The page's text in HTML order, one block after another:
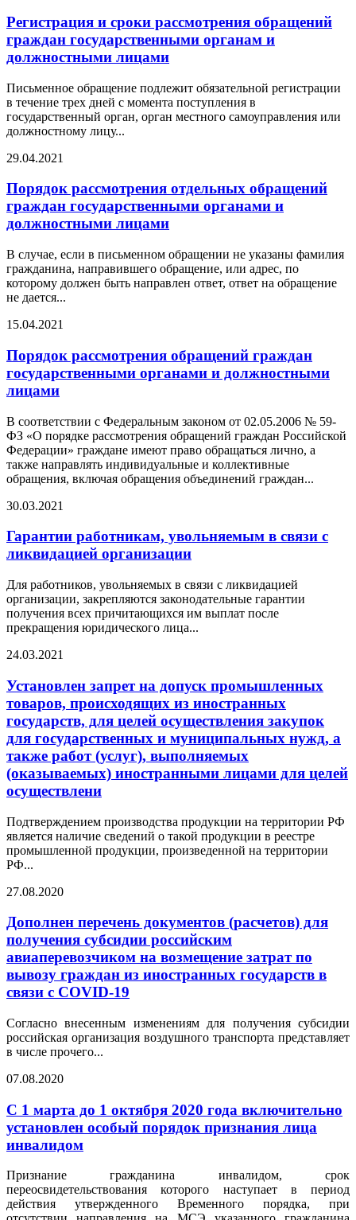
Регистрация и сроки рассмотрения обращений
граждан государственными органам и
должностными лицами
Письменное обращение подлежит обязательной регистрации
в течение трех дней с момента поступления в
государственный орган, орган местного самоуправления или
должностному лицу...
29.04.2021
Порядок рассмотрения отдельных обращений
граждан государственными органами и
должностными лицами
В случае, если в письменном обращении не указаны фамилия
гражданина, направившего обращение, или адрес, по
которому должен быть направлен ответ, ответ на обращение
не дается...
15.04.2021
Порядок рассмотрения обращений граждан
государственными органами и должностными
лицами
В соответствии с Федеральным законом от 02.05.2006 № 59-
ФЗ «О порядке рассмотрения обращений граждан Российской
Федерации» граждане имеют право обращаться лично, а
также направлять индивидуальные и коллективные
обращения, включая обращения объединений граждан...
30.03.2021
Гарантии работникам, увольняемым в связи с
ликвидацией организации
Для работников, увольняемых в связи с ликвидацией
организации, закрепляются законодательные гарантии
получения всех причитающихся им выплат после
прекращения юридического лица...
24.03.2021
Установлен запрет на допуск промышленных
товаров, происходящих из иностранных
государств, для целей осуществления закупок
для государственных и муниципальных нужд, а
также работ (услуг), выполняемых
(оказываемых) иностранными лицами для целей
осуществлени
Подтверждением производства продукции на территории РФ
является наличие сведений о такой продукции в реестре
промышленной продукции, произведенной на территории
РФ...
27.08.2020
Дополнен перечень документов (расчетов) для
получения субсидии российским
авиаперевозчиком на возмещение затрат по
вывозу граждан из иностранных государств в
связи с COVID-19
Согласно внесенным изменениям для получения субсидии
российская организация воздушного транспорта представляет
в числе прочего...
07.08.2020
С 1 марта до 1 октября 2020 года включительно
установлен особый порядок признания лица
инвалидом
Признание гражданина инвалидом, срок
переосвидетельствования которого наступает в период
действия утвержденного Временного порядка, при